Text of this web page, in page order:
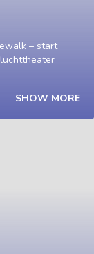
– start
SHOW MORE